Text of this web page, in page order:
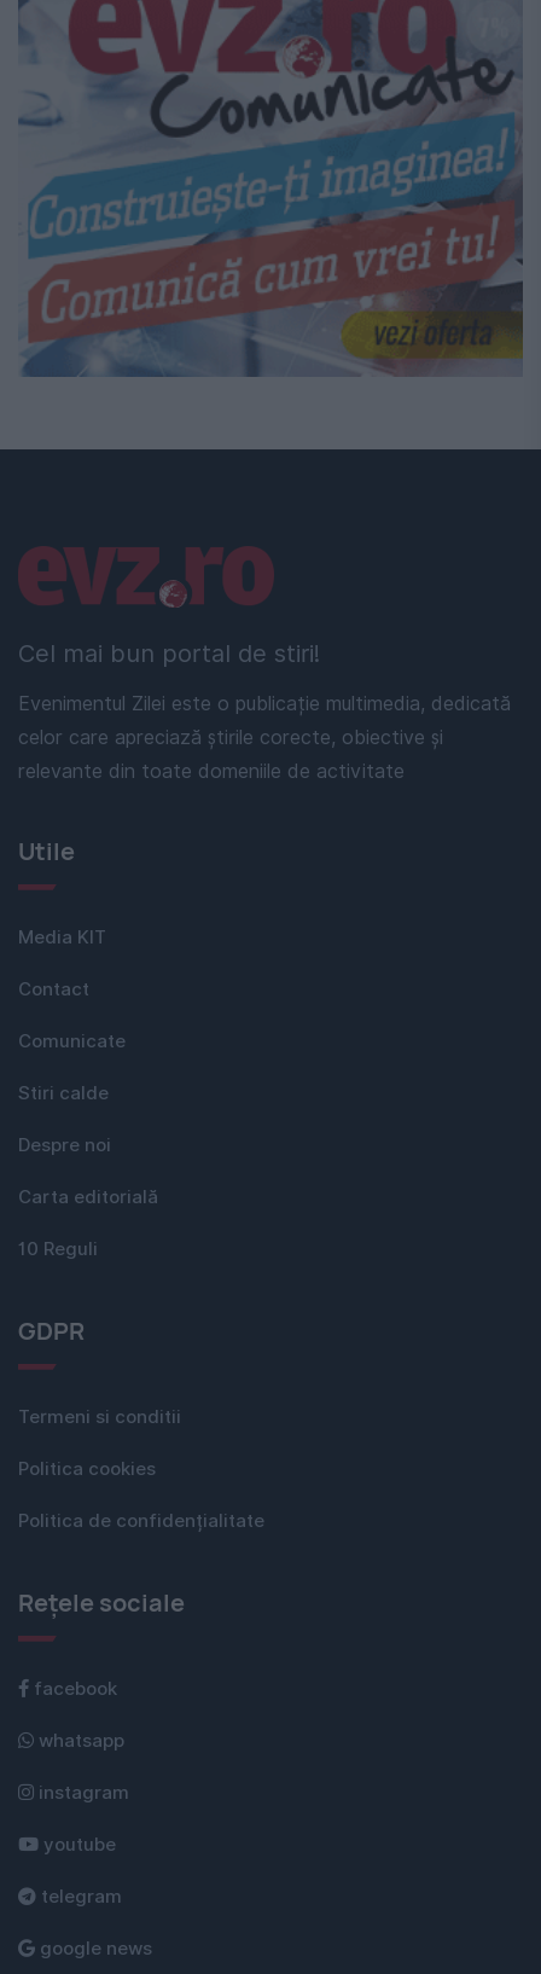
Cel mai bun portal de stiri!
Evenimentul Zilei este o publicație multimedia, dedicată
celor care apreciază știrile corecte, obiective și
relevante din toate domeniile de activitate
Linkuri utile
Utile
Media KIT
Contact
Comunicate
Stiri calde
Despre noi
Carta editorială
10 Reguli
GDPR
Termeni si conditii
Politica cookies
Politica de confidențialitate
Rețele sociale
facebook
whatsapp
instagram
youtube
telegram
google news